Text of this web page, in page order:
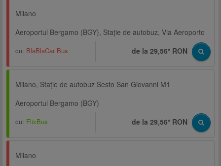
Milano
Aeroportul Bergamo (BGY), Staţie de autobuz, Via Aeroporto
cu: BlaBlaCar Bus de la 29,56* RON
Milano, Staţie de autobuz Sesto San Giovanni M1
Aeroportul Bergamo (BGY)
cu: FlixBus de la 29,56* RON
Milano